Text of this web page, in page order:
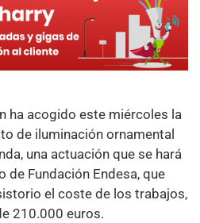
ha acogido este miércoles la
de iluminación ornamental
una actuación que se hará
de Fundación Endesa, que
el coste de los trabajos,
210.000 euros.